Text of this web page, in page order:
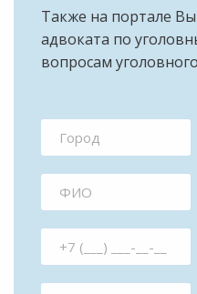
Также на портале
адвоката по
вопросам